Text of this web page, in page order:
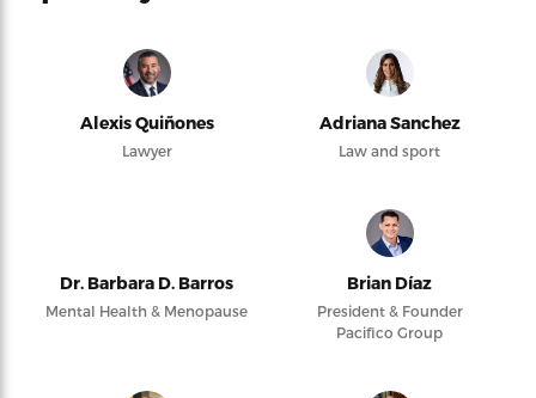
Alexis Quiñones
Lawyer
Adriana Sanchez
Law and sport
Dr. Barbara D. Barros
Mental Health & Menopause
Brian Díaz
President & Founder
Pacifico Group